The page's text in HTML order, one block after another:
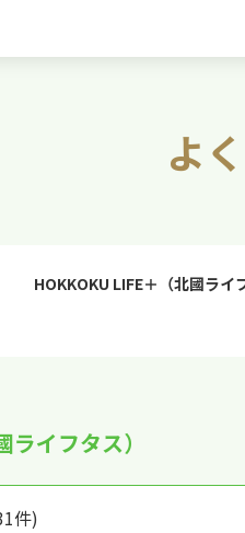
よ
HOKKOKU LIFE＋（北國ライ
イフタス）
件)